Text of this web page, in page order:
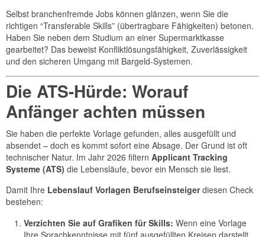
Selbst branchenfremde Jobs können glänzen, wenn Sie die
richtigen “Transferable Skills” (übertragbare Fähigkeiten) betonen.
Haben Sie neben dem Studium an einer Supermarktkasse
gearbeitet? Das beweist Konfliktlösungsfähigkeit, Zuverlässigkeit
und den sicheren Umgang mit Bargeld-Systemen.
Die ATS-Hürde: Worauf
Anfänger achten müssen
Sie haben die perfekte Vorlage gefunden, alles ausgefüllt und
absendet – doch es kommt sofort eine Absage. Der Grund ist oft
technischer Natur. Im Jahr 2026 filtern Applicant Tracking
Systeme (ATS) die Lebensläufe, bevor ein Mensch sie liest.
Damit Ihre Lebenslauf Vorlagen Berufseinsteigerdiesen Check
bestehen:
Verzichten Sie auf Grafiken für Skills: Wenn eine Vorlage